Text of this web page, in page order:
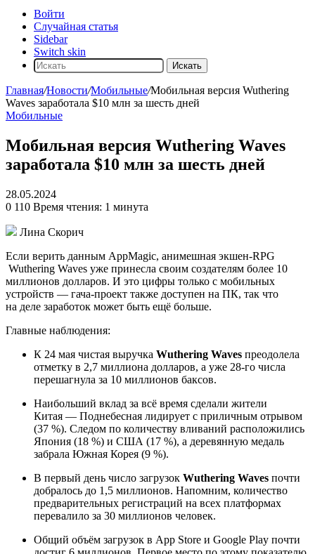
Войти
Случайная статья
Sidebar
Switch skin
Искать
Главная/Новости/Мобильные/Мобильная версия Wuthering
Waves заработала $10 млн за шесть дней
Мобильные
Мобильная версия Wuthering Waves
заработала $10 млн за шесть дней
28.05.2024
0 110 Время чтения: 1 минута
Лина Скорич
Если верить данным AppMagic, анимешная экшен-RPG
Wuthering Waves уже принесла своим создателям более 10
миллионов долларов. И это цифры только с мобильных
устройств — гача-проект также доступен на ПК, так что
на деле заработок может быть ещё больше.
Главные наблюдения:
К 24 мая чистая выручка Wuthering Waves преодолела
отметку в 2,7 миллиона долларов, а уже 28-го числа
перешагнула за 10 миллионов баксов.
Наибольший вклад за всё время сделали жители
Китая — Поднебесная лидирует с приличным отрывом
(37 %). Следом по количеству вливаний расположились
Япония (18 %) и США (17 %), а деревянную медаль
забрала Южная Корея (9 %).
В первый день число загрузок Wuthering Waves почти
добралось до 1,5 миллионов. Напомним, количество
предварительных регистраций на всех платформах
перевалило за 30 миллионов человек.
Общий объём загрузок в App Store и Google Play почти